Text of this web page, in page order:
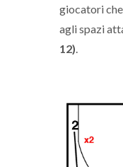
giocatori
agli spazi
12).